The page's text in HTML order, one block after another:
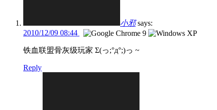
小邪 says:
2010/12/09 08:44
铁血联盟骨灰级玩家 Σ(っ;°д°;)っ ~
Reply